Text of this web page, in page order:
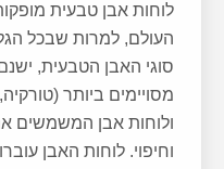
לוחות אבן טבעית
העולם, למרות שבכל
סוגי האבן הטבעית,
מסויימים ביותר
ולוחות אבן המשמשים
וחיפוי. לוחות האבן